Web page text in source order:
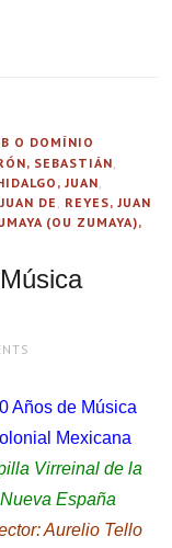
O DOMÍNIO
SEBASTIÁN,
JUAN,
DE , REYES, JUAN
(OU ZUMAYA),
Años de Música
Mexicana
Virreinal de la
Nueva España
Aurelio Tello